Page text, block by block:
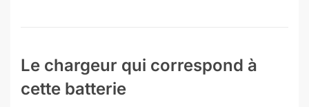
Le chargeur qui correspond à
cette batterie